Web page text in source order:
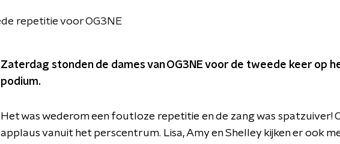
repetitie voor OG3NE
Zaterdag stonden de dames van OG3NE voor de tweede keer op
podium.
Het was wederom een foutloze repetitie en de zang was spatzuiver!
applaus vanuit het perscentrum. Lisa, Amy en Shelley kijken er ook